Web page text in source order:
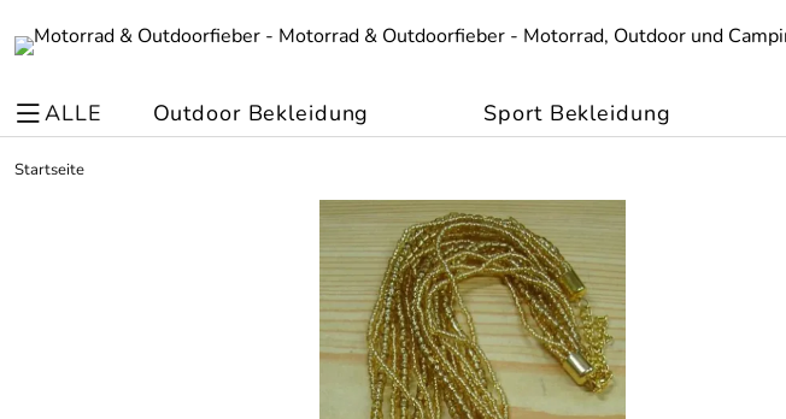
ALLE Outdoor Bekleidung Sport Bekleidung
Startseite